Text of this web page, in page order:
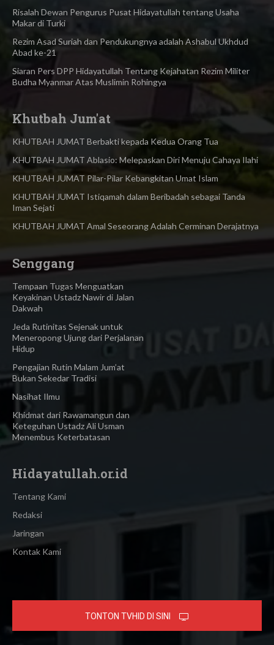
Risalah Dewan Pengurus Pusat Hidayatullah tentang Usaha
Makar di Turki
Rezim Asad Suriah dan Pendukungnya adalah Ashabul Ukhdud
Abad ke-21
Siaran Pers DPP Hidayatullah Tentang Kejahatan Rezim Militer
Budha Myanmar Atas Muslimin Rohingya​
Khutbah Jum'at
KHUTBAH JUMAT Berbakti kepada Kedua Orang Tua
KHUTBAH JUMAT Ablasio: Melepaskan Diri Menuju Cahaya Ilahi
KHUTBAH JUMAT Pilar-Pilar Kebangkitan Umat Islam
KHUTBAH JUMAT Istiqamah dalam Beribadah sebagai Tanda
Iman Sejati
KHUTBAH JUMAT Amal Seseorang Adalah Cerminan Derajatnya
Senggang
Tempaan Tugas Menguatkan
Keyakinan Ustadz Nawir di Jalan
Dakwah
Jeda Rutinitas Sejenak untuk
Meneropong Ujung dari Perjalanan
Hidup
Pengajian Rutin Malam Jum’at
Bukan Sekedar Tradisi
Nasihat Ilmu
Khidmat dari Rawamangun dan
Keteguhan Ustadz Ali Usman
Menembus Keterbatasan
Hidayatullah.or.id
Tentang Kami
Redaksi
Jaringan
Kontak Kami
TONTON TVHID DI SINI